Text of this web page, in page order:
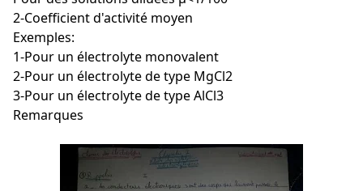
2-Coefficient d'activité moyen
Exemples:
1-Pour un électrolyte monovalent
2-Pour un électrolyte de type MgCl2
3-Pour un électrolyte de type AlCl3
Remarques